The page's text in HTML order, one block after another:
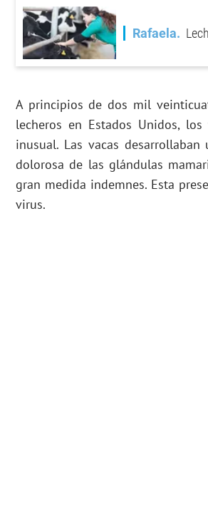
Rafaela
A principios de dos mil
lecheros en Estados Unidos,
inusual. Las vacas
dolorosa de las glándulas
gran medida indemnes. Esta
virus.